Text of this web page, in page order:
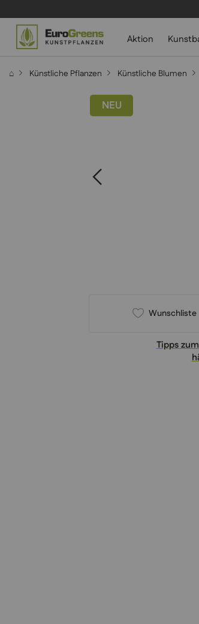
Aktion
⌂ Künstliche Pflanzen Künstliche Blumen
NEU
Wunschliste
Tipps